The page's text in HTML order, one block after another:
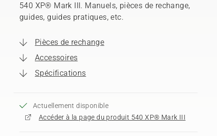
540 XP® Mark III. Manuels, pièces de rechange,
guides, guides pratiques, etc.
Pièces de rechange
Accessoires
Spécifications
Actuellement disponible
Accéder à la page du produit 540 XP® Mark III